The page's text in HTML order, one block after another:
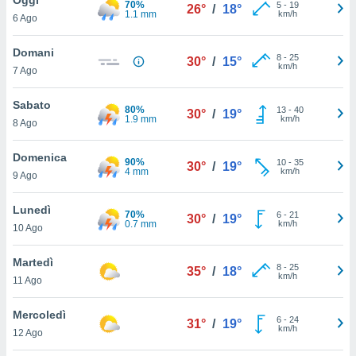
è
al sito
di
ci
di
il
un
la
nella
6 Ago
70%
1.1 mm
26° / 18° 5- 19
km/h
Domani
7 Ago
30° / 15° 8- 25
km/h
Sabato
8 Ago
80%
1.9 mm
30° / 19° 13- 40
km/h
Domenica
9 Ago
90%
4 mm
30° / 19° 10- 35
km/h
Lunedì
10 Ago
70%
0.7 mm
30° / 19° 6- 21
km/h
Martedì
11 Ago
35° / 18° 8- 25
km/h
Mercoledì
12 Ago
31° / 19° 6- 24
km/h